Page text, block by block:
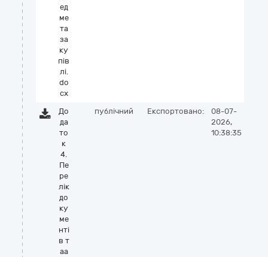
ед
ме
та
за
ку
пів
лі.
do
cx
До
да
то
к
4.
Пе
ре
лік
до
ку
ме
нті
в т
аа
публічний Експортовано:
08-07-
2026,
10:38:35